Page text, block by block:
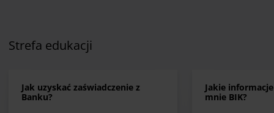
Strefa edukacji
Jak uzyskać zaświadczenie z
Banku?
Jakie
mnie BIK?